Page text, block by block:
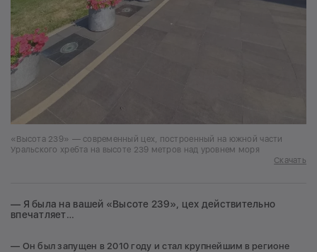
«Высота 239» — современный цех, построенный на южной части
Уральского хребта на высоте 239 метров над уровнем моря
Скачать
— Я была на вашей «Высоте 239», цех действительно
впечатляет…
— Он был запущен в 2010 году и стал крупнейшим в регионе